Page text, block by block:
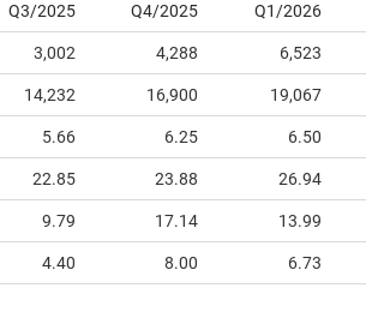
Q3/2025 Q4/2025 Q1/2026
3,002 4,288 6,523
14,232 16,900 19,067
5.66 6.25 6.50
22.85 23.88 26.94
9.79 17.14 13.99
4.40 8.00 6.73